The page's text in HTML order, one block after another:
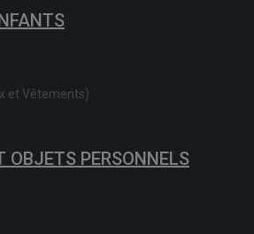
et Vêtements)
OBJETS PERSONNELS